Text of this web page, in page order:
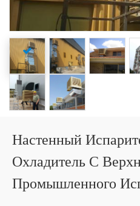
Настенный
Охладитель С
Промышленного